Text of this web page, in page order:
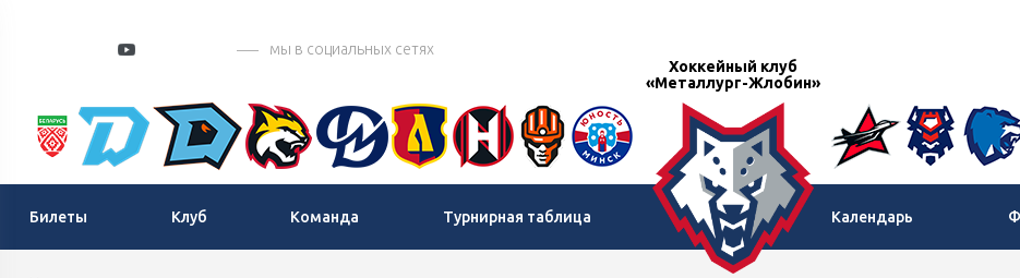
мы в социальных сетях
Хоккейный клуб
«Металлург-Жлобин»
Билеты Клуб Команда Турнирная таблица Календарь